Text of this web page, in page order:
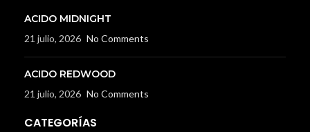
ACIDO MIDNIGHT
21 julio, 2026 No Comments
ACIDO REDWOOD
21 julio, 2026 No Comments
CATEGORÍAS